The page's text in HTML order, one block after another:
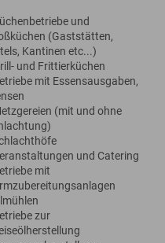
und
(Gaststätten,
Kantinen etc...)
und Frittierküchen
mit Essensausgaben,
(mit und ohne
und Catering
mit
zur